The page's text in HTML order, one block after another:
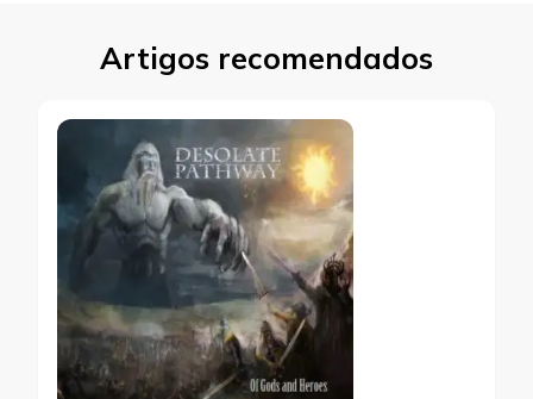
Artigos recomendados